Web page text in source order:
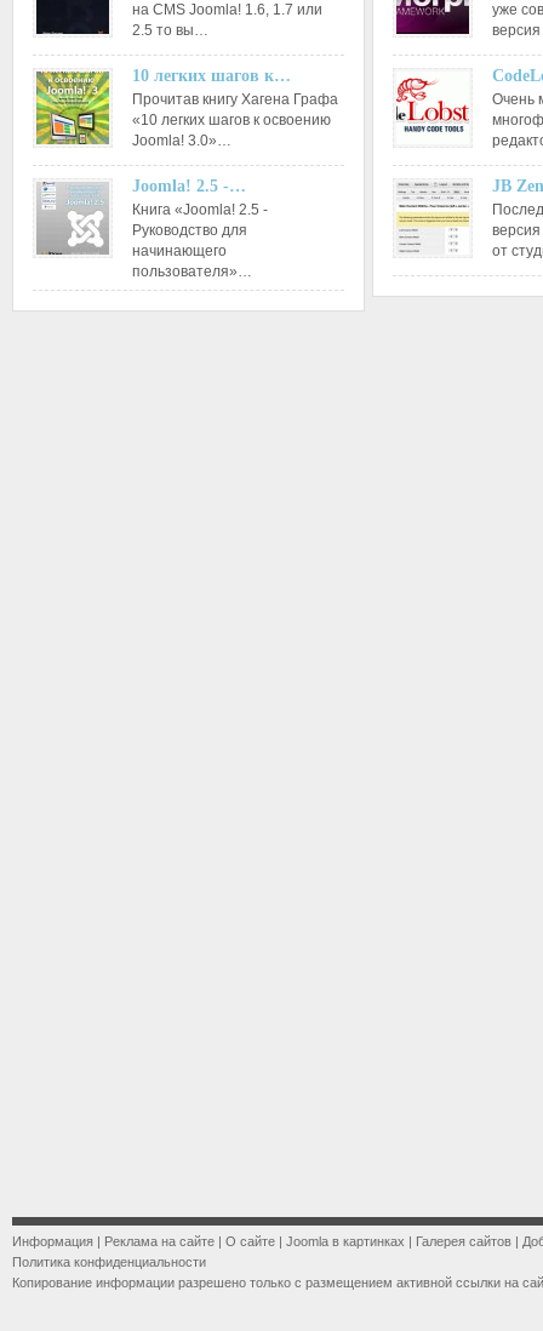
на CMS Joomla! 1.6, 1.7 или
2.5 то вы…
10 легких шагов к…
Прочитав книгу Хагена Графа
«10 легких шагов к освоению
Joomla! 3.0»…
Joomla! 2.5 -…
Книга «Joomla! 2.5 -
Руководство для
начинающего
пользователя»…
уже
Очень
JB
от
Информация | Реклама на сайте | О сайте | Joomla в картинках | Галерея сайтов |
Политика конфиденциальности
Копирование информации разрешено только с размещением активной ссылки на